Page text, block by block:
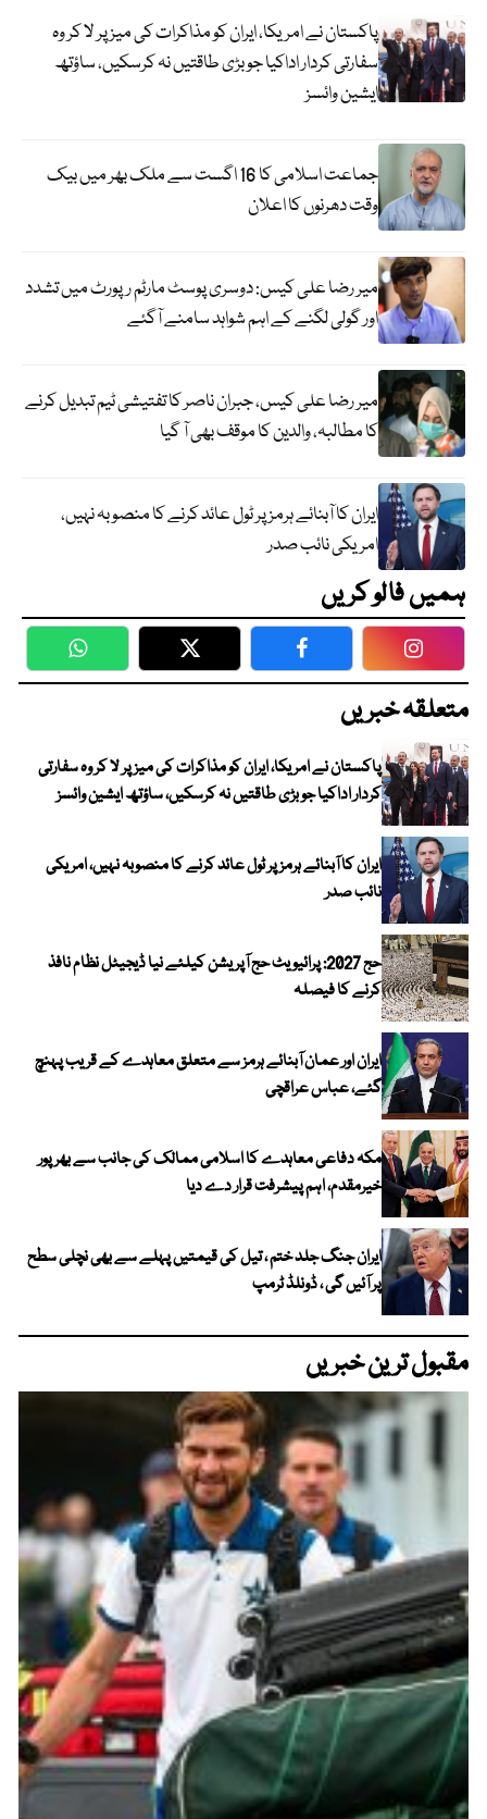
پاکستان نے امریکا، ایران کو مذاکرات کی میز پر لا کر وہ
سفارتی کردار اداکیا جو بڑی طاقتیں نہ کرسکیں، ساؤتھ
ایشین وائسز
جماعت اسلامی کا 16 اگست سے ملک بھر میں بیک
وقت دھرنوں کا اعلان
میر رضا علی کیس: دوسری پوسٹ مارٹم رپورٹ میں تشدد
اور گولی لگنے کے اہم شواہد سامنے آگئے
میر رضا علی کیس، جبران ناصر کا تفتیشی ٹیم تبدیل کرنے
کا مطالبہ، والدین کا موقف بھی آ گیا
ایران کا آبنائے ہرمز پر ٹول عائد کرنے کا منصوبہ نہیں،
امریکی نائب صدر
ہمیں فالو کریں
WhatsApp Twitter Facebook
متعلقہ خبریں
پاکستان نے امریکا، ایران کو مذاکرات کی میز پر لا کر وہ سفارتی
کردار اداکیا جو بڑی طاقتیں نہ کرسکیں، ساؤتھ ایشین وائسز
ایران کا آبنائے ہرمز پر ٹول عائد کرنے کا منصوبہ نہیں، امریکی
نائب صدر
حج 2027: پرائیویٹ حج آپریشن کیلئے نیا ڈیجیٹل نظام نافذ
کرنے کا فیصلہ
ایران اور عمان آبنائے ہرمز سے متعلق معاہدے کے قریب پہنچ
گئے، عباس عراقچی
مکہ دفاعی معاہدے کا اسلامی ممالک کی جانب سے بھرپور
خیرمقدم، اہم پیشرفت قرار دے دیا
ایران جنگ جلد ختم ، تیل کی قیمتیں پہلے سے بھی نچلی سطح
پر آئیں گی ، ڈونلڈ ٹرمپ
مقبول ترین خبریں